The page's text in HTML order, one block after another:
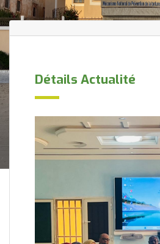
Détails Actualité